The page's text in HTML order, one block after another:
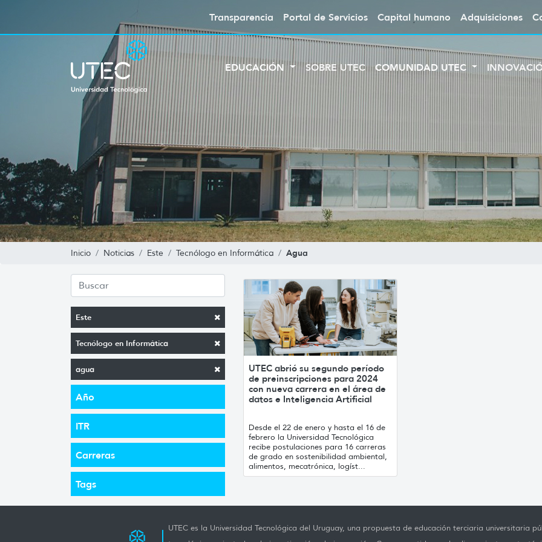
Transparencia Portal de Servicios Capital humano Adquisiciones
EDUCACIÓN SOBRE UTEC COMUNIDAD UTEC
Inicio Noticias Este Tecnólogo en Informática Agua
Este
Tecnólogo en Informática
agua
Año
ITR
Carreras
Tags
UTEC abrió su segundo período
de preinscripciones para 2024
con nueva carrera en el área de
datos e Inteligencia Artificial
Desde el 22 de enero y hasta el 16 de
febrero la Universidad Tecnológica
recibe postulaciones para 16 carreras
de grado en sostenibilidad ambiental,
alimentos, mecatrónica, logíst...
UTEC es la Universidad Tecnológica del Uruguay, una propuesta de educación terciaria universitaria